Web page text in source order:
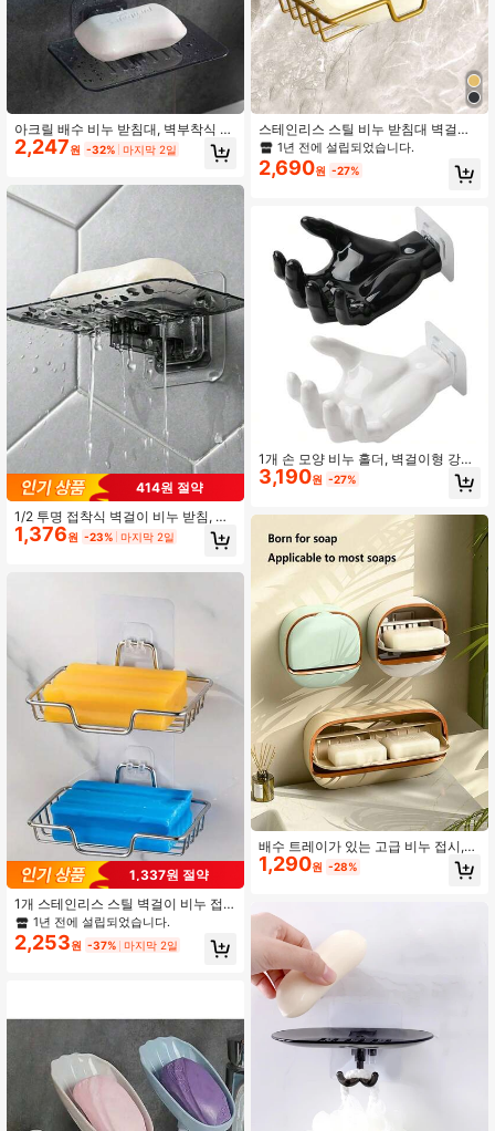
아크릴 배수 비누 받침대, 벽부착식 접
착식 비누 홀더, 욕실용 플라스틱 비누
박스, 크리스탈 모델 배수 비누 박스,
누 홀더, 비누 트레이, 비누 홀더, 비누
박스 비누 박스 홈 욕실 장식 가을 장
식 개학
2,247원 -32% 마지막 2일
414원 절약
1/2 투명 접착식 벽걸이 비누 받침, 벽
걸이 크리스탈 비누 상자, 배수 테이블
상판용 비누 상자, 욕실에 적합
1,376원 -23% 마지막 2일
1,337원 절약
1개 스테인리스 스틸 벽걸이 비누 접
시, 욕실 비누 홀더, 접착식 배수 비누
접시, 녹 방지 및 방수, 가정 욕실 장식,
가을 장식, 개학 장식
1년 전에 설립되었습니다.
2,253원 -37% 마지막 2일
스테인리스 스틸 비누 받침대 벽걸이
욕실 비누 홀더, 드릴링 불필요 가정용
욕실 장식 가을 장식 개학
1년 전에 설립되었습니다.
2,690원 -27%
1개 손 모양 비누 홀더, 벽걸이형 강력
접착 후크, 열쇠 및 헤드폰 가정 보관
에 적합, 드릴 없는 보이지 않는 비누
3,190원 -27%
배수 트레이가 있는 고급 비누 접시,
방수 비누 홀더, 샤워 비누 접시, 벽걸
이형 비누 상자, 배수구가 있는 벽걸이
학 용품
1,290원 -28%